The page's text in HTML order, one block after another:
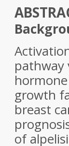
pathway
growth
breast
of